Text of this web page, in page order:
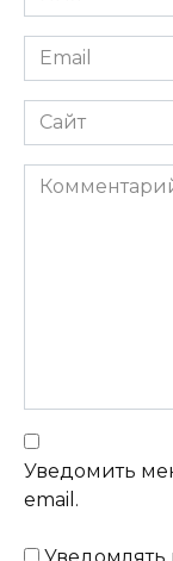
Email
Сайт
Комментарий
Уведомить
email.